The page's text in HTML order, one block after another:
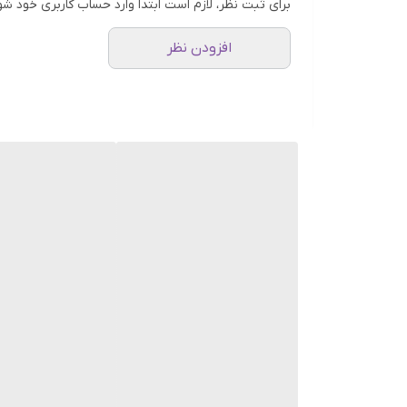
برای ثبت نظر، لازم است ابتدا وارد حساب کاربری خود
افزودن نظر